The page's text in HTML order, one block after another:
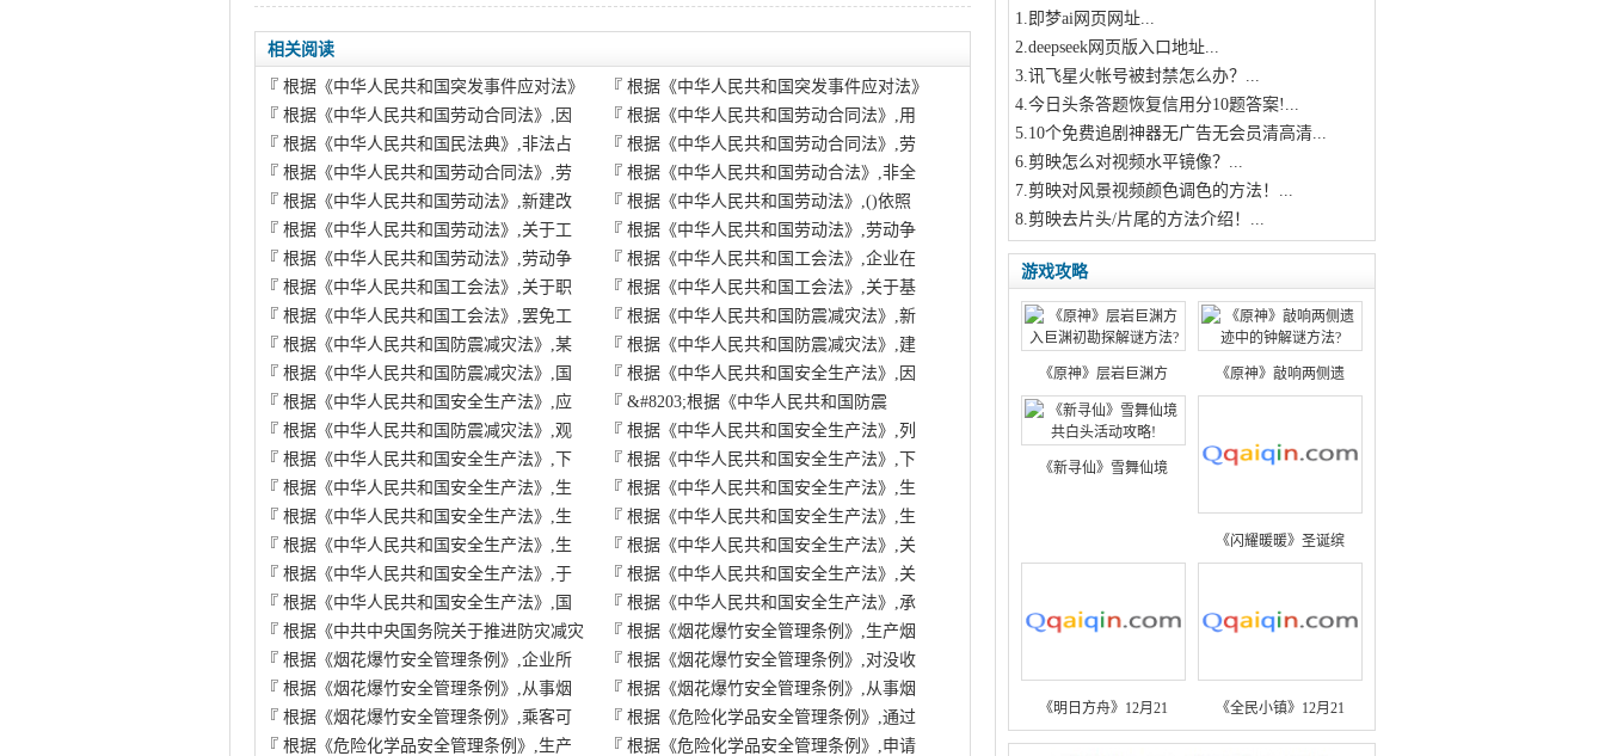
相关阅读
『 根据《中华人民共和国突发事件应对法》 『根据《中华人民共和国突发事件应对法》
『 根据《中华人民共和国劳动合同法》,因 『根据《中华人民共和国劳动合同法》,用
『 根据《中华人民共和国民法典》,非法占 『根据《中华人民共和国劳动合同法》,劳
『 根据《中华人民共和国劳动合同法》,劳 『根据《中华人民共和国劳动合法》,非全
『 根据《中华人民共和国劳动法》,新建改 『根据《中华人民共和国劳动法》,()依照
『 根据《中华人民共和国劳动法》,关于工 『根据《中华人民共和国劳动法》,劳动争
『 根据《中华人民共和国劳动法》,劳动争 『根据《中华人民共和国工会法》,企业在
『 根据《中华人民共和国工会法》,关于职 『根据《中华人民共和国工会法》,关于基
『 根据《中华人民共和国工会法》,罢免工 『根据《中华人民共和国防震减灾法》,新
『 根据《中华人民共和国防震减灾法》,某 『根据《中华人民共和国防震减灾法》,建
『 根据《中华人民共和国防震减灾法》,国 『根据《中华人民共和国安全生产法》,因
『 根据《中华人民共和国安全生产法》,应 『&#8203;根据《中华人民共和国防震
『 根据《中华人民共和国防震减灾法》,观 『根据《中华人民共和国安全生产法》,列
『 根据《中华人民共和国安全生产法》,下 『根据《中华人民共和国安全生产法》,下
『 根据《中华人民共和国安全生产法》,生 『根据《中华人民共和国安全生产法》,生
『 根据《中华人民共和国安全生产法》,生 『根据《中华人民共和国安全生产法》,生
『 根据《中华人民共和国安全生产法》,生 『根据《中华人民共和国安全生产法》,关
『 根据《中华人民共和国安全生产法》,于 『根据《中华人民共和国安全生产法》,关
『 根据《中华人民共和国安全生产法》,国 『根据《中华人民共和国安全生产法》,承
『 根据《中共中央国务院关于推进防灾减灾 『根据《烟花爆竹安全管理条例》,生产烟
『 根据《烟花爆竹安全管理条例》,企业所 『根据《烟花爆竹安全管理条例》,对没收
『 根据《烟花爆竹安全管理条例》,从事烟 『根据《烟花爆竹安全管理条例》,从事烟
『 根据《烟花爆竹安全管理条例》,乘客可 『根据《危险化学品安全管理条例》,通过
『 根据《危险化学品安全管理条例》,生产 『根据《危险化学品安全管理条例》,申请
1.即梦ai网页网址...
2.deepseek网页版入口地址...
3.讯飞星火帐号被封禁怎么办？...
4.今日头条答题恢复信用分10题答案!...
5.10个免费追剧神器无广告无会员清高清...
6.剪映怎么对视频水平镜像？...
7.剪映对风景视频颜色调色的方法！...
8.剪映去片头/片尾的方法介绍！...
游戏攻略
《原神》层岩巨渊方 《原神》敲响两侧遗
《新寻仙》雪舞仙境
《闪耀暖暖》圣诞缤
《明日方舟》12月21 《全民小镇》12月21